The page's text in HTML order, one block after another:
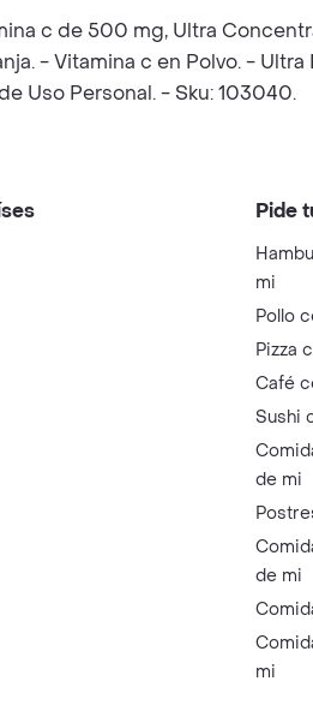
c de 500 mg, Ultra
- Vitamina c en Polvo. -
Uso Personal. - Sku: 103040.
Pide
mi
Pollo
Pizza
Café
Sushi
de mi
de mi
mi